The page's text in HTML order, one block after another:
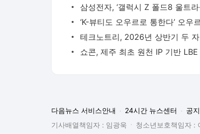
다음뉴스 서비스안내 24시간 뉴스센터 공
기사배열책임자 : 임광욱
청소년보호책임자 :